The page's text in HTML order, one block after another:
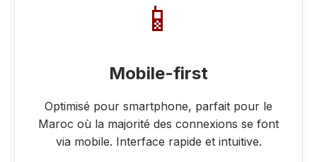
📱
Mobile-first
Optimisé pour smartphone, parfait pour le
Maroc où la majorité des connexions se font
via mobile. Interface rapide et intuitive.